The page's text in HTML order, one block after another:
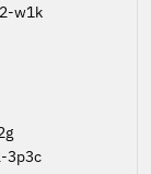
w1k
3p3c